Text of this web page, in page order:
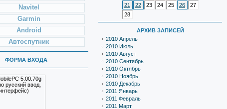
Navitel
Garmin
Android
Автоспутник
ФОРМА ВХОДА
21
22 23 24 25 26
27
28
АРХИВ ЗАПИСЕЙ
2010 Апрель
2010 Июль
2010 Август
2010 Сентябрь
2010 Октябрь
2010 Ноябрь
2010 Декабрь
2011 Январь
2011 Февраль
2011 Март